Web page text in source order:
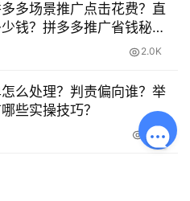
多场景推广点击花费？直
钱？拼多多推广省钱秘
直降50%的5大绝招，新手
2.0K
么处理？判责偏向谁？举
些实操技巧？
376